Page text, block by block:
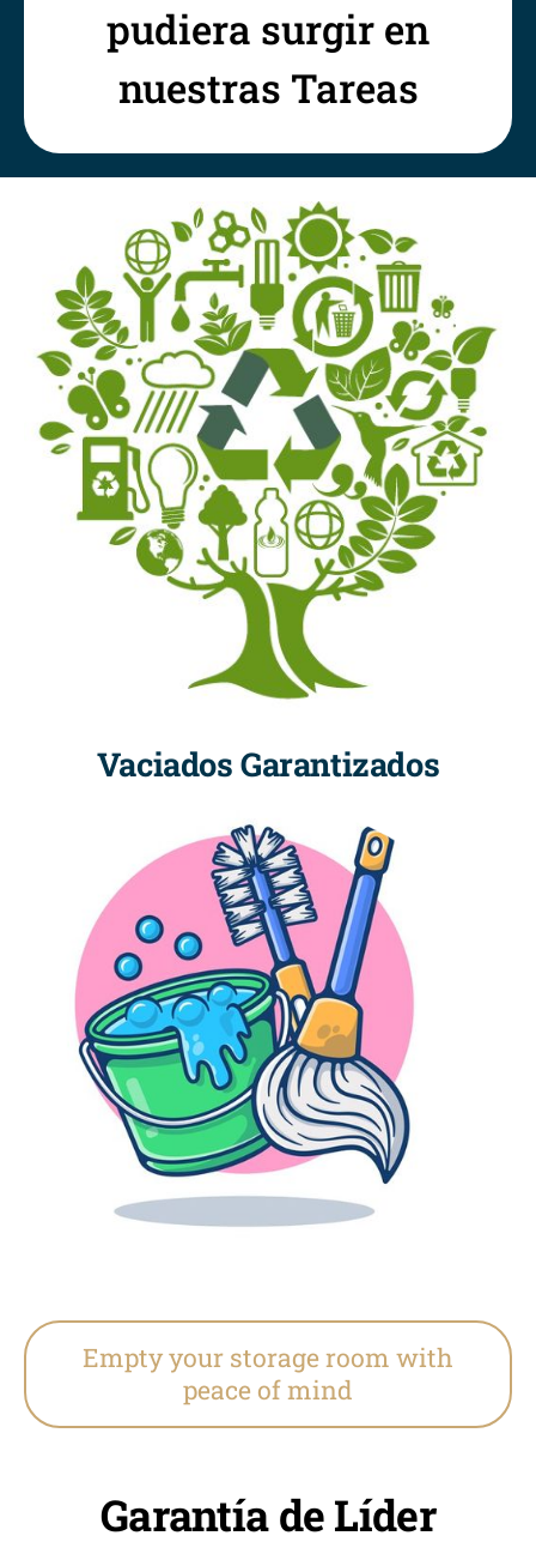
pudiera surgir en
nuestras Tareas
Vaciados Garantizados
Empty your storage room with
peace of mind
Garantía de Líder